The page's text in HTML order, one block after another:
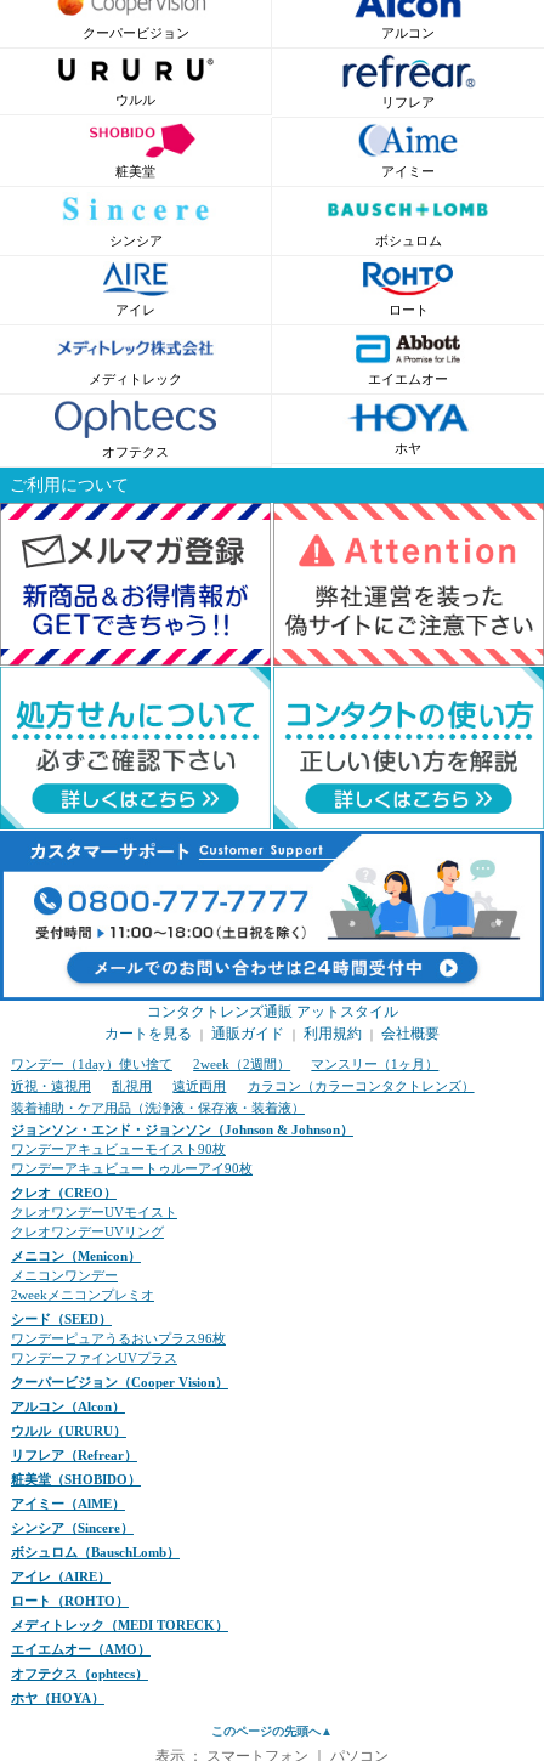
クーパービジョン アルコン
ウルル リフレア
粧美堂 アイミー
シンシア ボシュロム
アイレ ロート
メディトレック エイエムオー
オフテクス ホヤ
ご利用について
コンタクトレンズ通販 アットスタイル
カートを見る ｜ 通販ガイド ｜ 利用規約 ｜ 会社概要
ワンデー（1day）使い捨て 2week（2週間）
マンスリー（1ヶ月）
近視・遠視用
乱視用 遠近両用
カラコン（カラーコンタクトレンズ）
装着補助・ケア用品（洗浄液・保存液・装着液）
ジョンソン・エンド・ジョンソン（Johnson & Johnson）
ワンデーアキュビューモイスト90枚
ワンデーアキュビュートゥルーアイ90枚
クレオ（CREO）
クレオワンデーUVモイスト
クレオワンデーUVリング
メニコン（Menicon）
メニコンワンデー
2weekメニコンプレミオ
シード（SEED）
ワンデーピュアうるおいプラス96枚
ワンデーファインUVプラス
クーパービジョン（Cooper Vision）
アルコン（Alcon）
ウルル（URURU）
リフレア（Refrear）
粧美堂（SHOBIDO）
アイミー（AlME）
シンシア（Sincere）
ボシュロム（BauschLomb）
アイレ（AIRE）
ロート（ROHTO）
メディトレック（MEDI TORECK）
エイエムオー（AMO）
オフテクス（ophtecs）
ホヤ（HOYA）
このページの先頭へ▲
表示 ： スマートフォン パソコン